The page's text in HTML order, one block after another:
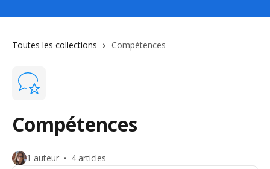
Toutes les collections Compétences
Compétences
1 auteur 4 articles